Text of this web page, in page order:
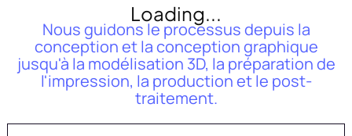
Loading...
Nous guidons le processus depuis la
conception et la conception graphique
jusqu'à la modélisation 3D, la préparation de
l'impression, la production et le post-
traitement.